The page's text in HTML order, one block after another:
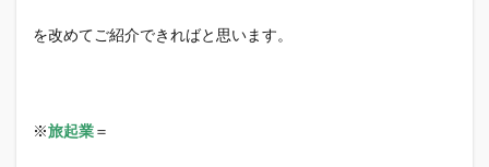
を改めてご紹介できればと思います。
※旅起業＝